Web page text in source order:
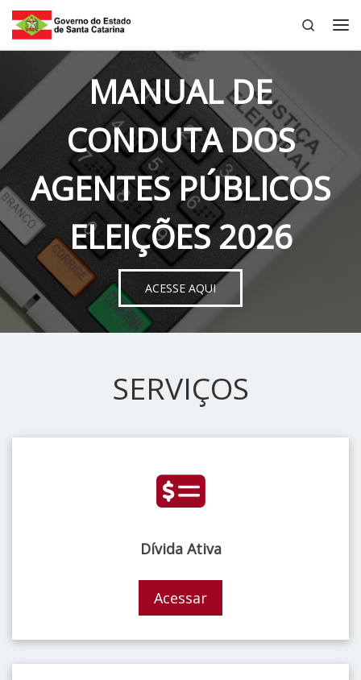
Skip to content
Search
MANUAL DE
CONDUTA DOS
AGENTES PÚBLICOS
ELEIÇÕES 2026
ACESSE AQUI
SERVIÇOS
Dívida Ativa
Acessar